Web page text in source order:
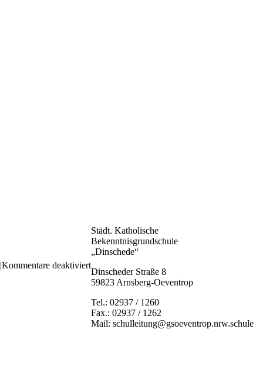
|Kommentare deaktiviertfür
k-
20210618_094559
Städt. Katholische
Bekenntnisgrundschule
„Dinschede“
Dinscheder Straße 8
59823 Arnsberg-Oeventrop
Tel.: 02937 / 1260
Fax.: 02937 / 1262
Mail: schulleitung@gsoeventrop.nrw.schule